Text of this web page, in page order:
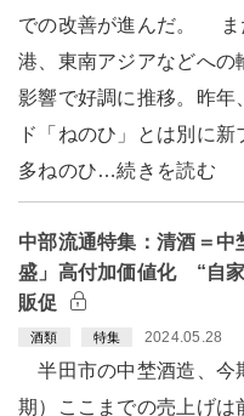
での改善が進んだ。 ま
港、東南アジアなどへの
影響で好調に推移。昨年
ド「ねのひ」とは別に新
多ねのひ…続きを読む
中部流通特集：清酒＝
盛」高付加価値化 “自
販促
酒類 特集 2024.05.28
半田市の中埜酒造、今
期）ここまでの売上げは